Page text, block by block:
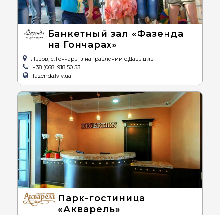
Банкетный зал «Фазенда
на Гончарах»
Львов, с. Гончары в направлении с.Давыдив
+38 (068) 918 50 53
fazenda.lviv.ua
Парк-гостиница
«Акварель»